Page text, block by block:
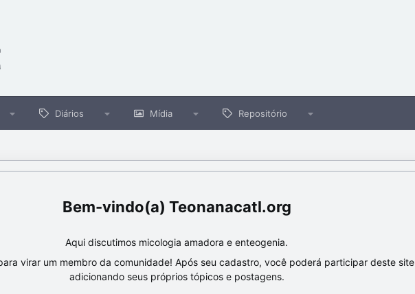
Diários Mídia Repositório
Teonanacatl.org
Aqui discutimos micologia amadora e enteogenia.
virar um membro da comunidade! Após seu cadastro, você poderá participar deste site
adicionando seus próprios tópicos e postagens.